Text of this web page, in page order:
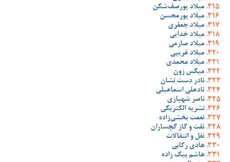
میلاد پورصف‌شکن
میلاد پورمحسن
میلاد جعفری
میلاد خدایی
میلاد صارمی
میلاد غریبی
میلاد محمدی
میکس زون
نادر دست نشان
نادعلی اسماعیلی
ناصر شهبازی
نشریه الکتریکی
نعمت بخشی‌زاده
نفت و گاز گچساران
نقل و انتقالات
هادی رکابی
هاشم بیگ زاده